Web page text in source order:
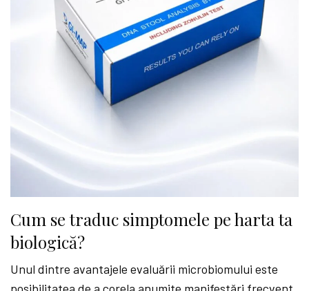
Cum se traduc simptomele pe harta ta
biologică?
Unul dintre avantajele evaluării microbiomului este
posibilitatea de a corela anumite manifestări frecvent